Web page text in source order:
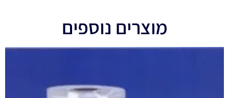
מוצרים נוספים